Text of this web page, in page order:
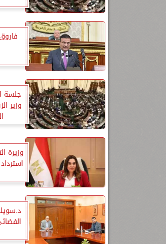
جلسة
وزير
وزيرة